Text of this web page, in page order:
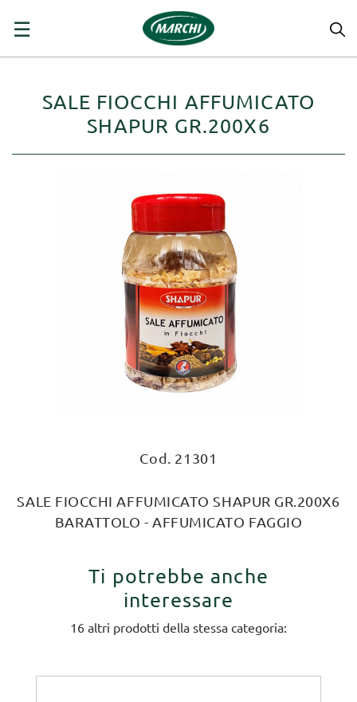
navigazione
☰
SALE FIOCCHI AFFUMICATO
SHAPUR GR.200X6
Cod. 21301
SALE FIOCCHI AFFUMICATO SHAPUR GR.200X6
BARATTOLO - AFFUMICATO FAGGIO
Ti potrebbe anche
interessare
16 altri prodotti della stessa categoria: